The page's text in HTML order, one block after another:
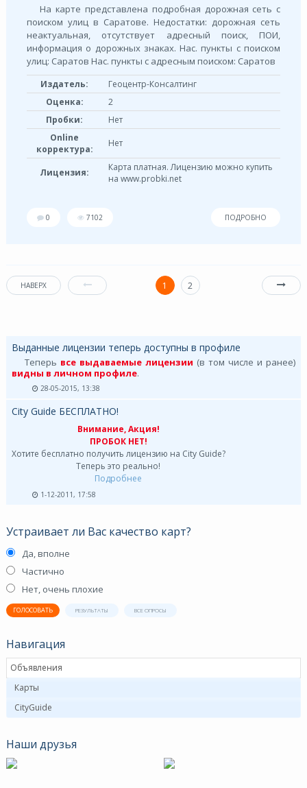
На карте представлена подробная дорожная сеть с
поиском улиц в Саратове. Недостатки: дорожная сеть
неактуальная, отсутствует адресный поиск, ПОИ,
информация о дорожных знаках. Нас. пункты с поиском
улиц: Саратов Нас. пункты с адресным поиском: Саратов
Издатель:
Геоцентр-Консалтинг
Оценка:
2
Пробки:
Нет
Online
корректура:
Нет
Лицензия:
Карта платная. Лицензию можно купить
на www.probki.net
0 7102 ПОДРОБНО
НАВЕРХ 1 2
Выданные лицензии теперь доступны в профиле
Теперь все выдаваемые лицензии (в том числе и ранее)
видны в личном профиле.
28-05-2015, 13:38
City Guide БЕСПЛАТНО!
Внимание, Акция!
ПРОБОК НЕТ!
Хотите бесплатно получить лицензию на City Guide?
Теперь это реально!
Подробнее
1-12-2011, 17:58
Устраивает ли Вас качество карт?
Да, вполне
Частично
Нет, очень плохие
ГОЛОСОВАТЬ РЕЗУЛЬТАТЫ ВСЕ ОПРОСЫ
Навигация
Объявления
Карты
CityGuide
Наши друзья